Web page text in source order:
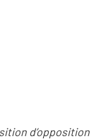
d’opposition